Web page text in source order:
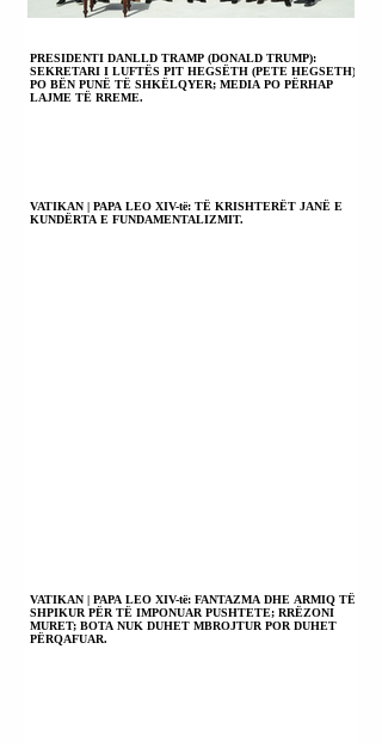
PRESIDENTI DANLLD TRAMP (DONALD TRUMP):
SEKRETARI I LUFTËS PIT HEGSËTH (PETE HEGSETH)
PO BËN PUNË TË SHKËLQYER; MEDIA PO PËRHAP
LAJME TË RREME.
VATIKAN | PAPA LEO XIV-të: TË KRISHTERËT JANË E
KUNDËRTA E FUNDAMENTALIZMIT.
VATIKAN | PAPA LEO XIV-të: FANTAZMA DHE ARMIQ TË
SHPIKUR PËR TË IMPONUAR PUSHTETE; RRËZONI
MURET; BOTA NUK DUHET MBROJTUR POR DUHET
PËRQAFUAR.